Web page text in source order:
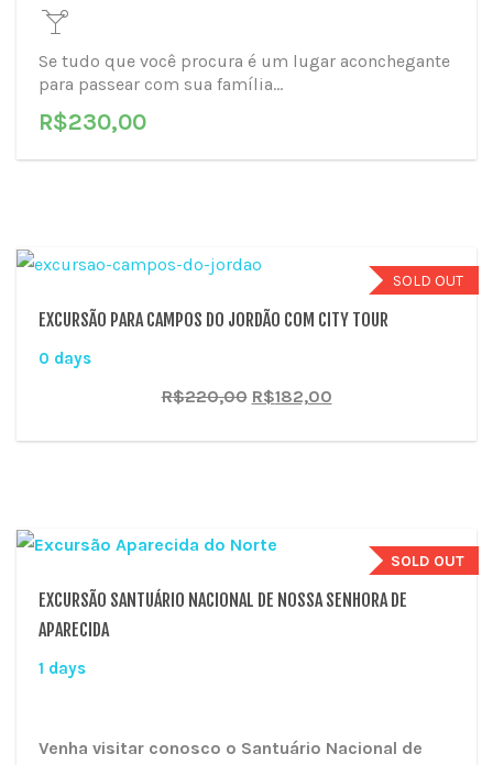
Se tudo que você procura é um lugar aconchegante
para passear com sua família...
R$230,00
SOLD OUT
EXCURSÃO PARA CAMPOS DO JORDÃO COM CITY TOUR
0 days
R$220,00 O
original
R$182,00O
atual
SOLD OUT
EXCURSÃO SANTUÁRIO NACIONAL DE NOSSA SENHORA DE
APARECIDA
1 days
Venha visitar conosco o Santuário Nacional de